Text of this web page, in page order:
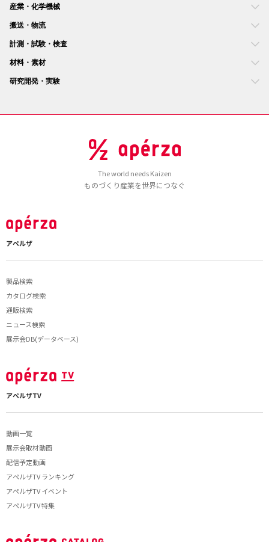
産業・化学機械
搬送・物流
計測・試験・検査
材料・素材
研究開発・実験
The world needs Kaizen
ものづくり産業を世界につなぐ
アペルザ
製品検索
カタログ検索
通販検索
ニュース検索
展示会DB(データベース)
アペルザTV
動画一覧
展示会取材動画
配信予定動画
アペルザTV ランキング
アペルザTV イベント
アペルザTV 特集